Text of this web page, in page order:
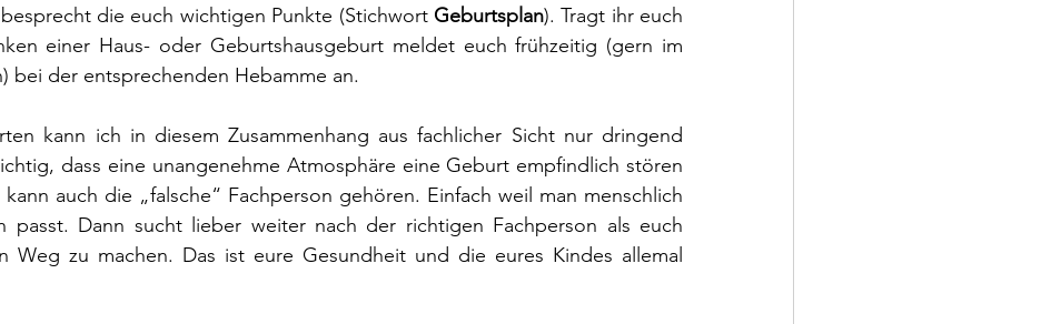
die euch wichtigen Punkte (Stichwort Geburtsplan). Tragt ihr euch
einer Haus- oder Geburtshausgeburt meldet euch frühzeitig (gern im
bei der entsprechenden Hebamme an.
kann ich in diesem Zusammenhang aus fachlicher Sicht nur dringend
dass eine unangenehme Atmosphäre eine Geburt empfindlich stören
kann auch die „falsche“ Fachperson gehören. Einfach weil man menschlich
passt. Dann sucht lieber weiter nach der richtigen Fachperson als euch
Weg zu machen. Das ist eure Gesundheit und die eures Kindes allemal